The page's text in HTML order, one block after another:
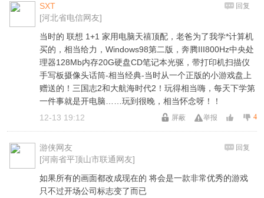
SXT
[河北省电信网友]
回复
当时的 联想 1+1 家用电脑天禧顶配，老爸为了我学*计算机
买的，相当给力，Windows98第二版，奔腾III800Hz中央处
理器128Mb内存20G硬盘CD笔记本光驱，带打印机扫描仪
手写板摄像头话筒-相当经典-当时从一个正版的小游戏盘上
赠送的！三国志2和大航海时代2！玩得相当嗨，每天下学第
一件事就是开电脑……玩到很晚，相当怀念呀！！
4
举报
屏蔽
12-13 19:12
游侠网友
[河南省平顶山市联通网友]
回复
如果所有的画面都改成现在的 将会是一款非常优秀的游戏
只不过开场公司标志变了而已